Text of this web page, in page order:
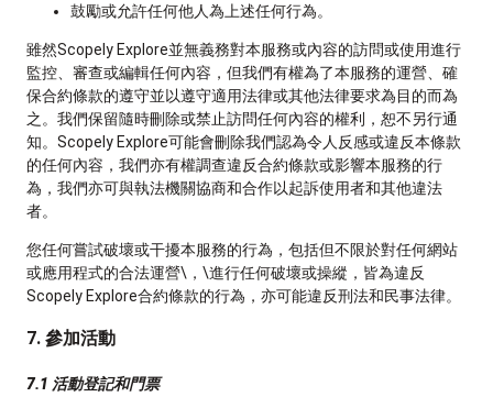
鼓勵或允許任何他人為上述任何行為。
雖然Scopely Explore並無義務對本服務或內容的訪問或使用進行
監控、審查或編輯任何內容，但我們有權為了本服務的運營、確
保合約條款的遵守並以遵守適用法律或其他法律要求為目的而為
之。我們保留隨時刪除或禁止訪問任何內容的權利，恕不另行通
知。Scopely Explore可能會刪除我們認為令人反感或違反本條款
的任何內容，我們亦有權調查違反合約條款或影響本服務的行
為，我們亦可與執法機關協商和合作以起訴使用者和其他違法
者。
您任何嘗試破壞或干擾本服務的行為，包括但不限於對任何網站
或應用程式的合法運營\，\進行任何破壞或操縱，皆為違反
Scopely Explore合約條款的行為，亦可能違反刑法和民事法律。
7. 參加活動
7.1 活動登記和門票